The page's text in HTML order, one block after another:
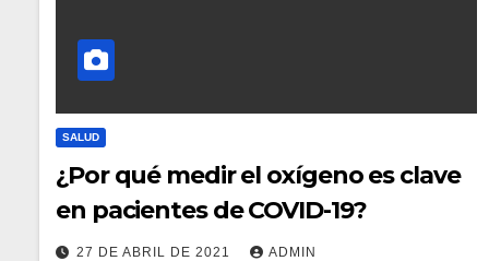
SALUD
¿Por qué medir el oxígeno es clave
en pacientes de COVID-19?
27 DE ABRIL DE 2021 ADMIN